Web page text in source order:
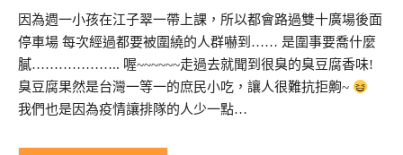
因為週一小孩在江子翠一帶上課，所以都會路過雙十廣場後面
停車場 每次經過都要被圍繞的人群嚇到…… 是圍事要喬什麼
膩……………….. 喔~~~~~~走過去就聞到很臭的臭豆腐香味!
臭豆腐果然是台灣一等一的庶民小吃，讓人很難抗拒齁~
我們也是因為疫情讓排隊的人少一點…